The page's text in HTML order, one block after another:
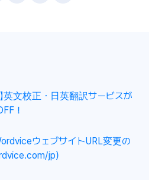
】英文校正・日英翻訳サービスが
！
ウェブサイトURL変更の
jp）